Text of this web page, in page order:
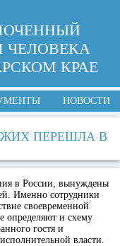
ЧЕЛОВЕКА
КРАЕ
НОВОСТИ
ПЕРЕШЛА В
в России, вынуждены
Именно сотрудники
своевременной
определяют и схему
гостя и
власти.